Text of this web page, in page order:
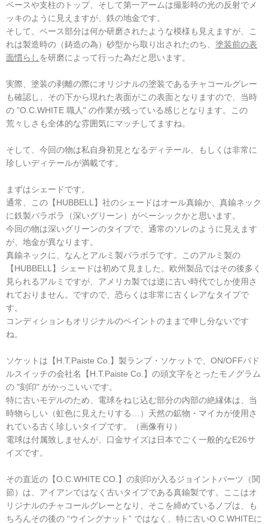
ベースや支柱のトップ、そして第一アームは撮影時の光の反射でメ
ッキのように見えますが、鉄の地金です。
そして、ベース部分は何か研磨されたような模様も見えますが、こ
れは製造時の（鋳造の為）砂型から取り出されたのち、 塗装前の表
面慣らしを研磨によって行った為だと思います。
実際、塗装の剥離の際にオリジナルの塗装であるチャコールグレー
も確認し、その下から現れた表面がこの表面となりますので、当時
の ”O.C.WHITE 職人" の作業が残っている感じとなります。この
荒々しさも全体的な雰囲気にマッチしてますね。
そして、今回の物は私自身初見となるディテール、もしくは非常に
珍しいディテールが満載です。
まずはシェードです。
通常、この【HUBBELL】社のシェードはオール真鍮か、真鍮ネック
に鉄製パラボラ（深いグリーン）がベーシックかと思います。
今回の物は深いグリーンのタイプで、通常のソレのように見えます
が、地金が異なります。
真鍮ネックに、なんとアルミ製パラボラです。このアルミ製の
【HUBBELL】シェードは初めて見ました。欧州製品ではその後多く
見られるアルミですが、アメリカ製では逆に古い時代でしか使用さ
れておりません。ですので、恐らくは非常に古くレアなタイプで
す。
コンディションもオリジナルのペイントのままで申し分ないです
ね。
ソケットは【H.T.Paiste Co.】製ランプ・ソケットで、ON/OFFパド
ルスイッチの会社名【H.T.Paiste Co.】の頭文字をとったモノグラム
の "刻印" がかっこいいです。
特に古いモデルのため、電球をねじ込む部分の内部の絶縁体は、当
時物らしい（虹色に見えたりする…）天然の鉱物・マイカが使用さ
れている古く珍しいタイプです。（画像有り）
電球は付属致しませんが、口金サイズは日本でごく一般的なE26サ
イズです。
その直近の【O.C.WHITE CO.】の刻印が入るジョイントパーツ（関
節）は、アイアンではなく古いタイプである真鍮製です。ここはオ
リジナルのチャコールグレーとなり、そこを締めているノブは、も
ちろんその後の “ウイングナット” ではなく、特に古いO.C.WHITEに